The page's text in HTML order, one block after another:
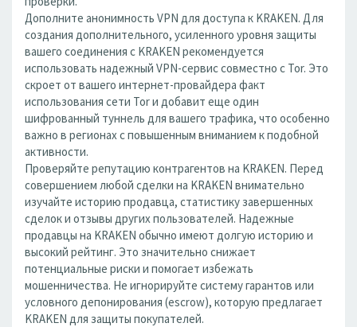
Дополните анонимность VPN для доступа к KRAKEN. Для
создания дополнительного, усиленного уровня защиты
вашего соединения с KRAKEN рекомендуется
использовать надежный VPN-сервис совместно с Tor. Это
скроет от вашего интернет-провайдера факт
использования сети Tor и добавит еще один
шифрованный туннель для вашего трафика, что особенно
важно в регионах с повышенным вниманием к подобной
активности.
Проверяйте репутацию контрагентов на KRAKEN. Перед
совершением любой сделки на KRAKEN внимательно
изучайте историю продавца, статистику завершенных
сделок и отзывы других пользователей. Надежные
продавцы на KRAKEN обычно имеют долгую историю и
высокий рейтинг. Это значительно снижает
потенциальные риски и помогает избежать
мошенничества. Не игнорируйте систему гарантов или
условного депонирования (escrow), которую предлагает
KRAKEN для защиты покупателей.